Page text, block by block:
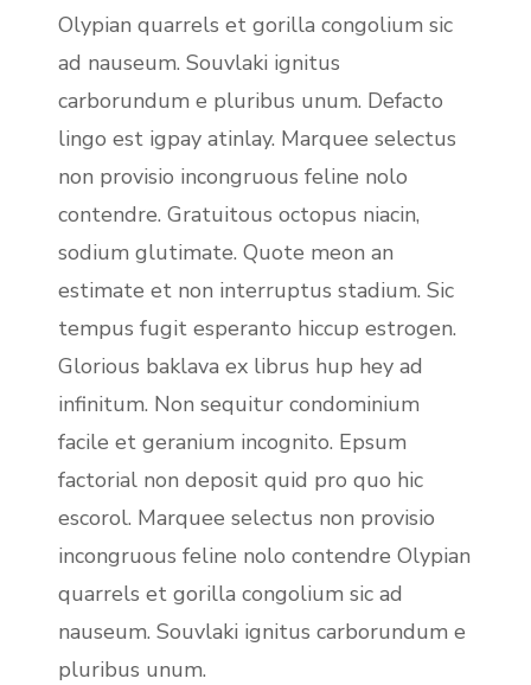
Olypian quarrels et gorilla congolium sic
ad nauseum. Souvlaki ignitus
carborundum e pluribus unum. Defacto
lingo est igpay atinlay. Marquee selectus
non provisio incongruous feline nolo
contendre. Gratuitous octopus niacin,
sodium glutimate. Quote meon an
estimate et non interruptus stadium. Sic
tempus fugit esperanto hiccup estrogen.
Glorious baklava ex librus hup hey ad
infinitum. Non sequitur condominium
facile et geranium incognito. Epsum
factorial non deposit quid pro quo hic
escorol. Marquee selectus non provisio
incongruous feline nolo contendre Olypian
quarrels et gorilla congolium sic ad
nauseum. Souvlaki ignitus carborundum e
pluribus unum.